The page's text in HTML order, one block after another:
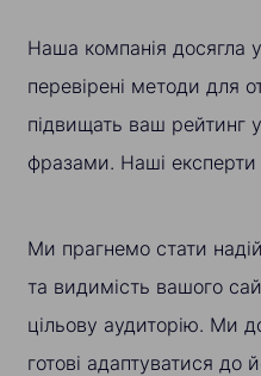
Наша компанія досягла
перевірені методи для
підвищать ваш рейтинг
фразами. Наші експерти
Ми прагнемо стати
та видимість вашого
цільову аудиторію. Ми
готові адаптуватися до